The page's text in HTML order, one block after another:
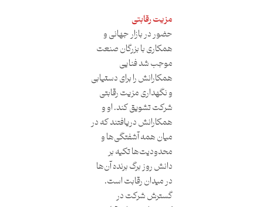
مزیت رقابتی
حضور در بازار جهانی و
همکاری با بزرگان صنعت
موجب شد فنایی
همکارانش را برای دستیابی
و نگهداری مزیت رقابتی
شرکت تشویق کند. او و
همکارانش دریافتند که در
میان همه آشفتگی‌ها و
محدودیت‌ها تکیه بر
دانش روز برگ برنده آن‌ها
در میدان رقابت است.
گسترش شرکت در